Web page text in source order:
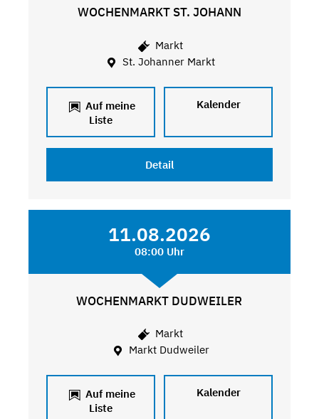
WOCHENMARKT ST. JOHANN
Markt
St. Johanner Markt
Auf meine
Liste
Kalender
Detail
11.08.2026
08:00 Uhr
WOCHENMARKT DUDWEILER
Markt
Markt Dudweiler
Auf meine
Liste
Kalender